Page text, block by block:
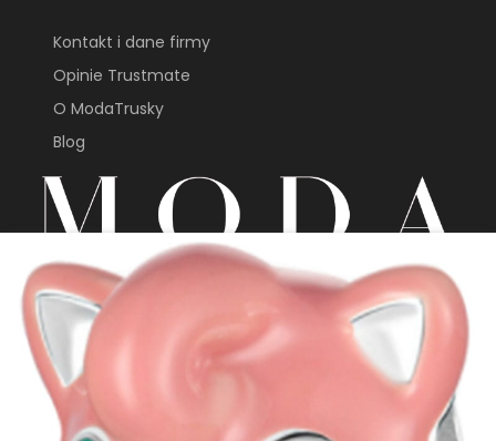
Kontakt i dane firmy
Opinie Trustmate
O ModaTrusky
Blog
sklep@modatrusky.pl
+48 691 603 313